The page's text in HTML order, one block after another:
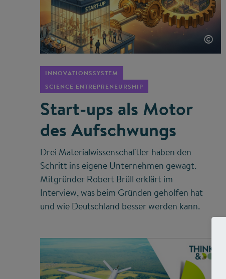
©
INNOVATIONSSYSTEM
SCIENCE ENTREPRENEURSHIP
Start-ups als Motor
des Aufschwungs
Drei Materialwissenschaftler haben den
Schritt ins eigene Unternehmen gewagt.
Mitgründer Robert Brüll erklärt im
Interview, was beim Gründen geholfen hat
und wie Deutschland besser werden kann.